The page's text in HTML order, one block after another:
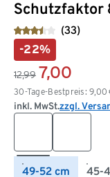
Schutzfaktor
(33)
-22%
12,99 7,00
30-Tage-Bestpreis: 9,00
inkl. MwSt.zzgl.
49-52 cm 45-